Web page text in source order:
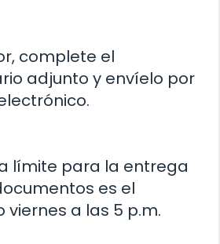
complete el
adjunto y envíelo por
límite para la entrega
es el
viernes a las 5 p.m.